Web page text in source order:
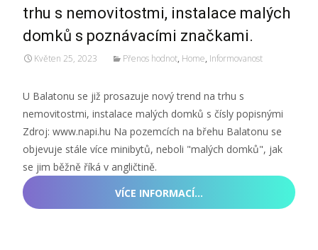
trhu s nemovitostmi, instalace malých
domků s poznávacími značkami.
Květen 25, 2023 Přenos hodnot, Home, Informovanost
U Balatonu se již prosazuje nový trend na trhu s
nemovitostmi, instalace malých domků s čísly popisnými
Zdroj: www.napi.hu Na pozemcích na břehu Balatonu se
objevuje stále více minibytů, neboli "malých domků", jak
se jim běžně říká v angličtině.
VÍCE INFORMACÍ…